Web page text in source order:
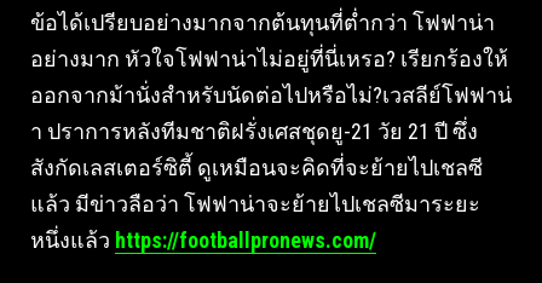
ข้อได้เปรียบอย่างมากจากต้นทุนที่ต่ำกว่า โฟฟาน่า
อย่างมาก หัวใจโฟฟาน่าไม่อยู่ที่นี่เหรอ? เรียกร้องให้
ออกจากม้านั่งสำหรับนัดต่อไปหรือไม่?เวสลีย์โฟฟาน่
า ปราการหลังทีมชาติฝรั่งเศสชุดยู-21 วัย 21 ปี ซึ่ง
สังกัดเลสเตอร์ซิตี้ ดูเหมือนจะคิดที่จะย้ายไปเชลซี
แล้ว มีข่าวลือว่า โฟฟาน่าจะย้ายไปเชลซีมาระยะ
หนึ่งแล้ว https://footballpronews.com/